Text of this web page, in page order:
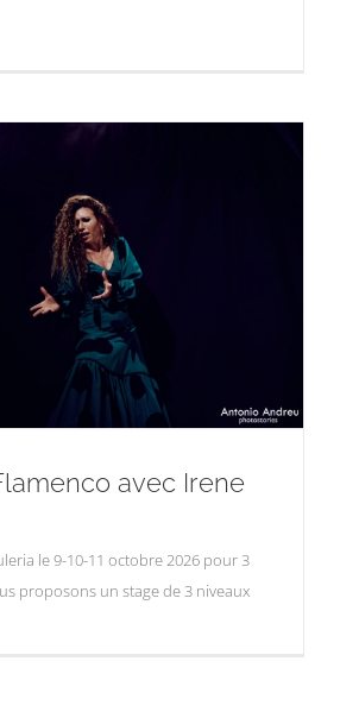
avec Irene
le 9-10-11 octobre 2026 pour 3
proposons un stage de 3 niveaux